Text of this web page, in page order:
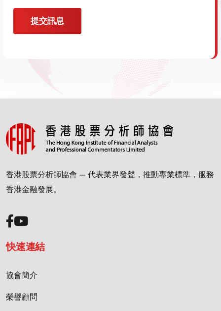
提交訊息
香港股票分析師協會 — 代表業界發聲，推動專業標準，服務
香港金融發展。
快速連結
協會簡介
榮譽顧問